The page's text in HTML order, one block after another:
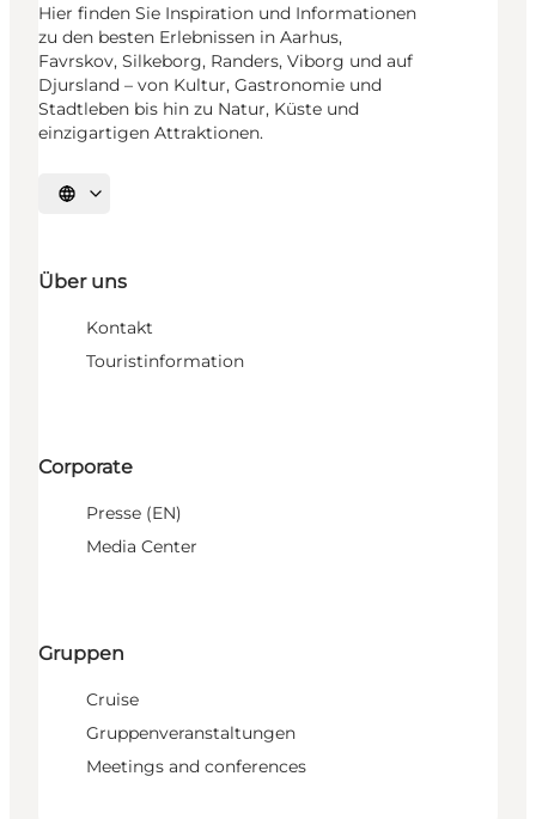
Hier finden Sie Inspiration und Informationen
zu den besten Erlebnissen in Aarhus,
Favrskov, Silkeborg, Randers, Viborg und auf
Djursland – von Kultur, Gastronomie und
Stadtleben bis hin zu Natur, Küste und
einzigartigen Attraktionen.
Sprache auswählen
Über uns
Kontakt
Touristinformation
Corporate
Presse (EN)
Media Center
Gruppen
Cruise
Gruppenveranstaltungen
Meetings and conferences